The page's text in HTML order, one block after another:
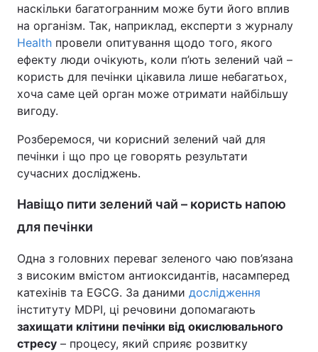
наскільки багатогранним може бути його вплив
на організм. Так, наприклад, експерти з журналу
Health провели опитування щодо того, якого
ефекту люди очікують, коли п’ють зелений чай –
користь для печінки цікавила лише небагатьох,
хоча саме цей орган може отримати найбільшу
вигоду.
Розберемося, чи корисний зелений чай для
печінки і що про це говорять результати
сучасних досліджень.
Навіщо пити зелений чай – користь напою
для печінки
Одна з головних переваг зеленого чаю пов’язана
з високим вмістом антиоксидантів, насамперед
катехінів та EGCG. За даними дослідження
інституту MDPI, ці речовини допомагають
захищати клітини печінки від окислювального
стресу – процесу, який сприяє розвитку